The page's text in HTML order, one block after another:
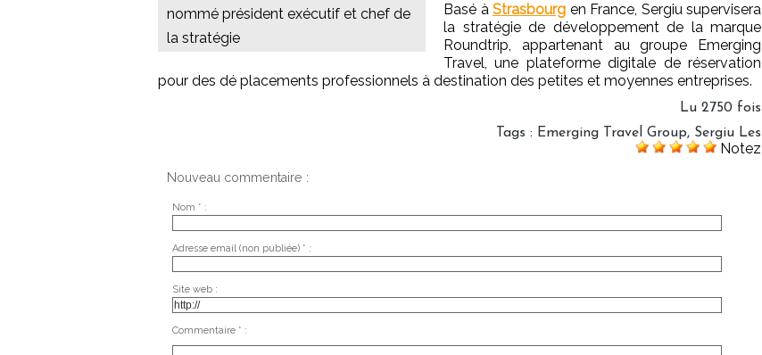
nommé président exécutif et chef de
la stratégie
Basé à Strasbourg en France, Sergiu supervisera
la stratégie de développement de la marque
Roundtrip, appartenant au groupe Emerging
Travel, une plateforme digitale de réservation
pour des dé placements professionnels à destination des petites et moyennes entreprises.
Lu 2750 fois
Tags : Emerging Travel Group, Sergiu Les
Notez
Nouveau commentaire :
Nom * :
Adresse email (non publiée) * :
Site web :
Commentaire * :